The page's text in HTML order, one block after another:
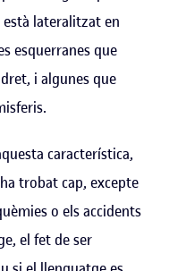
lateralitzat en
esquerranes que
i algunes que
característica,
trobat cap, excepte
o els accidents
el fet de ser